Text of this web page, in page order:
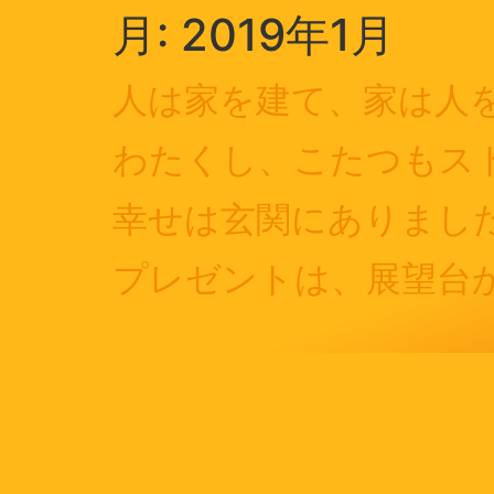
月: 2019年1月
人は家を建て、家は人
わたくし、こたつもス
幸せは玄関にありまし
プレゼントは、展望台